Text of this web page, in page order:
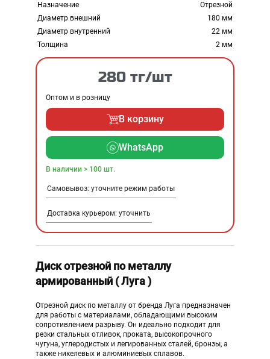
Назначение
Отрезной
Диаметр внешний
180 мм
Диаметр внутренний
22 мм
Толщина
2 мм
280 тг/шт
Оптом и в розницу
В корзину
WhatsApp
В наличии > 100 шт.
Самовывоз: уточните режим работы
Доставка курьером: уточнить
Диск отрезной по металлу
армированный ( Луга )
Отрезной диск по металлу от бренда Луга предназначен
для работы с материалами, обладающими высоким
сопротивлением разрыву. Он идеально подходит для
резки стальных отливок, проката, высокопрочного
чугуна, углеродистых и легированных сталей, бронзы, а
также никелевых и алюминиевых сплавов.